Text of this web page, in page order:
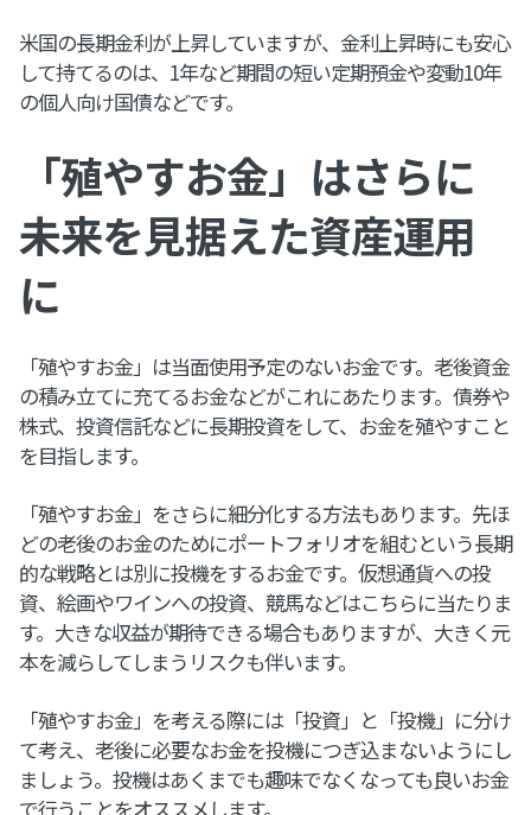
米国の長期金利が上昇していますが、金利上昇時にも安心
して持てるのは、1年など期間の短い定期預金や変動10年
の個人向け国債などです。
「殖やすお金」はさらに
未来を見据えた資産運用
に
「殖やすお金」は当面使用予定のないお金です。老後資金
の積み立てに充てるお金などがこれにあたります。債券や
株式、投資信託などに長期投資をして、お金を殖やすこと
を目指します。
「殖やすお金」をさらに細分化する方法もあります。先ほ
どの老後のお金のためにポートフォリオを組むという長期
的な戦略とは別に投機をするお金です。仮想通貨への投
資、絵画やワインへの投資、競馬などはこちらに当たりま
す。大きな収益が期待できる場合もありますが、大きく元
本を減らしてしまうリスクも伴います。
「殖やすお金」を考える際には「投資」と「投機」に分け
て考え、老後に必要なお金を投機につぎ込まないようにし
ましょう。投機はあくまでも趣味でなくなっても良いお金
で行うことをオススメします。